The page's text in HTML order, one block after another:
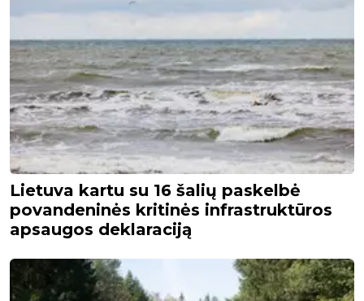
Lietuva kartu su 16 šalių paskelbė
povandeninės kritinės infrastruktūros
apsaugos deklaraciją